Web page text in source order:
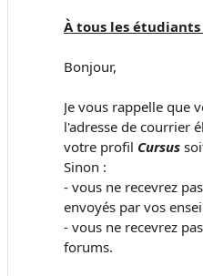
À tous les étudiants
Bonjour,
Je vous rappelle que
l'adresse de courrier
votre profil Cursus
Sinon :
- vous ne recevrez
envoyés par vos
- vous ne recevrez
forums.